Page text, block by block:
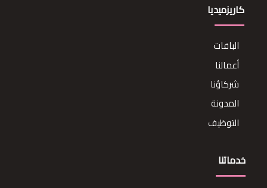
كاريزميديا
الباقات
أعمالنا
شركاؤنا
المدونة
التوظيف
خدماتنا